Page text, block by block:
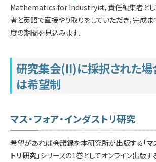
Mathematics for Industryは，責任編集者と
者と英語で直接やり取りをしていただき，完成
度の期間を見込みます．
研究集会(II)に採択された
は希望制
マス・フォア・インダストリ研究
希望があれば会議録を本研究所が出版する「マ
トリ研究 」シリーズの1巻としてオンライン出版